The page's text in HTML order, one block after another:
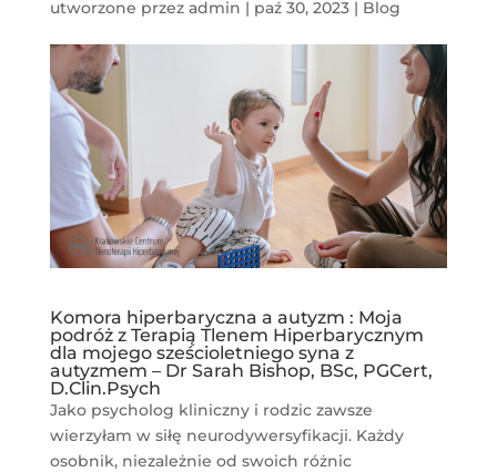
utworzone przez admin | paź 30, 2023| Blog
Komora hiperbaryczna a autyzm : Moja
podróż z Terapią Tlenem Hiperbarycznym
dla mojego sześcioletniego syna z
autyzmem – Dr Sarah Bishop, BSc, PGCert,
D.Clin.Psych
Jako psycholog kliniczny i rodzic zawsze
wierzyłam w siłę neurodywersyfikacji. Każdy
osobnik, niezależnie od swoich różnic